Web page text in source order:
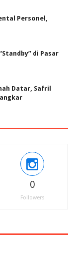
Personel,
di Pasar
Datar, Safril
0
Followers